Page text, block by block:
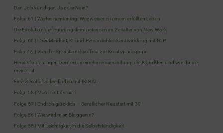
Den Job kündigen Ja oder Nein?
Folge 61 | Werteorientierung: Wegweiser zu einem erfüllten Leben
Die Evolution der Führungskompetenzen im Zeitalter von New Work
Folge 60 | Über Mindset, KI und Persönlichkeitsentwicklung mit NLP
Folge 59 | Von der Speditionskauffrau zur Kreativpädagogin
Herausforderungen bei der Unternehmensgründung: die 8 größten und wie du sie
meisterst
Eine Geschäftsidee finden mit IKIGAI
Folge 58 | Man lernt nie aus
Folge 57 | Endlich glücklich – Beruflicher Neustart mit 39
Folge 56 | Wie wird man Blogger:in?
Folge 55 | Mit Leichtigkeit in die Selbstständigkeit